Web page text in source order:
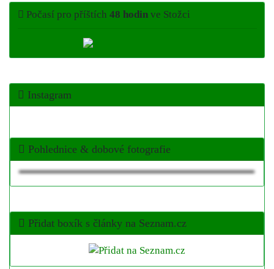
Počasí pro příštích 48 hodinve Stožci
Instagram
Pohlednice & dobové fotografie
Přidat boxík s články na Seznam.cz